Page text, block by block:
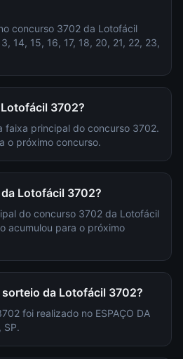
concurso 3702 da Lotofácil
14, 15, 16, 17, 18, 20, 21, 22, 23,
3702?
faixa principal do concurso 3702.
o próximo concurso.
Lotofácil 3702?
do concurso 3702 da Lotofácil
acumulou para o próximo
da Lotofácil 3702?
foi realizado no ESPAÇO DA
SP.